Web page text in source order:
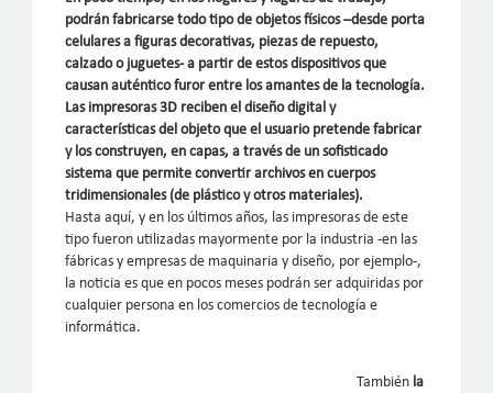
podrán fabricarse todo tipo de objetos físicos –desde porta
celulares a figuras decorativas, piezas de repuesto,
calzado o juguetes- a partir de estos dispositivos que
causan auténtico furor entre los amantes de la tecnología.
Las impresoras 3D reciben el diseño digital y
características del objeto que el usuario pretende fabricar
y los construyen, en capas, a través de un sofisticado
sistema que permite convertir archivos en cuerpos
tridimensionales (de plástico y otros materiales).
Hasta aquí, y en los últimos años, las impresoras de este
tipo fueron utilizadas mayormente por la industria -en las
fábricas y empresas de maquinaria y diseño, por ejemplo-,
la noticia es que en pocos meses podrán ser adquiridas por
cualquier persona en los comercios de tecnología e
informática.
También la